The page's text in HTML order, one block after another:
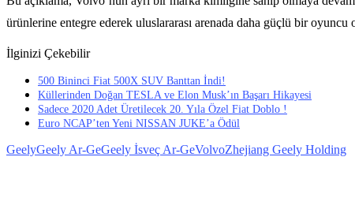
ürünlerine entegre ederek uluslararası arenada daha güçlü bir
İlginizi Çekebilir
500 Bininci Fiat 500X SUV Banttan İndi!
Küllerinden Doğan TESLA ve Elon Musk’ın Başarı Hikayesi
Sadece 2020 Adet Üretilecek 20. Yıla Özel Fiat Doblo !
Euro NCAP’ten Yeni NISSAN JUKE’a Ödül
GeelyGeely Ar-GeGeely İsveç Ar-GeVolvoZhejiang Geely Holding